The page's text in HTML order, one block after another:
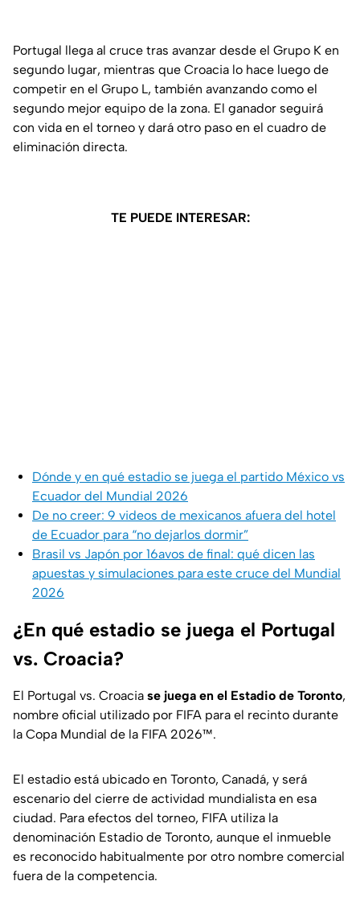
Portugal llega al cruce tras avanzar desde el Grupo K en
segundo lugar, mientras que Croacia lo hace luego de
competir en el Grupo L, también avanzando como el
segundo mejor equipo de la zona. El ganador seguirá
con vida en el torneo y dará otro paso en el cuadro de
eliminación directa.
TE PUEDE INTERESAR:
Dónde y en qué estadio se juega el partido México vs
Ecuador del Mundial 2026
De no creer: 9 videos de mexicanos afuera del hotel
de Ecuador para “no dejarlos dormir”
Brasil vs Japón por 16avos de final: qué dicen las
apuestas y simulaciones para este cruce del Mundial
2026
¿En qué estadio se juega el Portugal
vs. Croacia?
El Portugal vs. Croacia se juega en el Estadio de Toronto,
nombre oficial utilizado por FIFA para el recinto durante
la Copa Mundial de la FIFA 2026™.
El estadio está ubicado en Toronto, Canadá, y será
escenario del cierre de actividad mundialista en esa
ciudad. Para efectos del torneo, FIFA utiliza la
denominación Estadio de Toronto, aunque el inmueble
es reconocido habitualmente por otro nombre comercial
fuera de la competencia.